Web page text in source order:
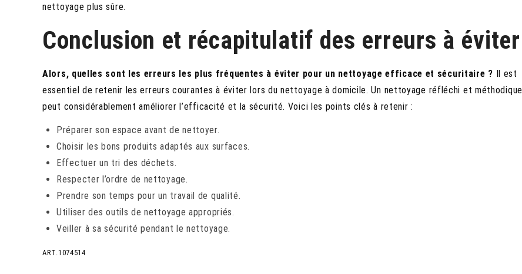
nettoyage plus sûre.
Conclusion et récapitulatif des erreurs à éviter
Alors, quelles sont les erreurs les plus fréquentes à éviter pour un nettoyage efficace et sécuritaire ? Il est
essentiel de retenir les erreurs courantes à éviter lors du nettoyage à domicile. Un nettoyage réfléchi et méthodique
peut considérablement améliorer l’efficacité et la sécurité. Voici les points clés à retenir :
Préparer son espace avant de nettoyer.
Choisir les bons produits adaptés aux surfaces.
Effectuer un tri des déchets.
Respecter l’ordre de nettoyage.
Prendre son temps pour un travail de qualité.
Utiliser des outils de nettoyage appropriés.
Veiller à sa sécurité pendant le nettoyage.
ART.1074514